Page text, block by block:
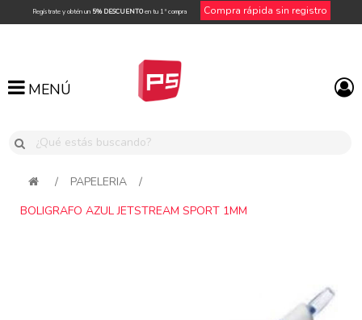
Regístrate y obtén un 5% DESCUENTOen tu 1ª compra Compra rápida sin registro
MENÚ
MENÚ
/ PAPELERIA
/
BOLIGRAFO AZUL JETSTREAM SPORT 1MM